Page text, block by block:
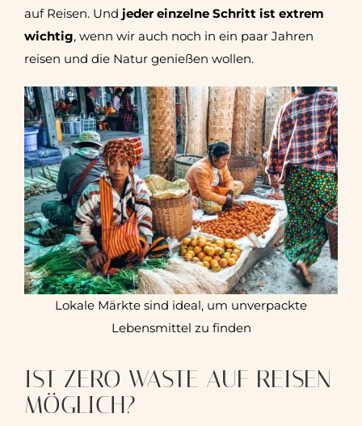
auf Reisen. Und jeder einzelne Schritt ist extrem
wichtig, wenn wir auch noch in ein paar Jahren
reisen und die Natur genießen wollen.
Lokale Märkte sind ideal, um unverpackte
Lebensmittel zu finden
IST ZERO WASTE AUF REISEN
MÖGLICH?